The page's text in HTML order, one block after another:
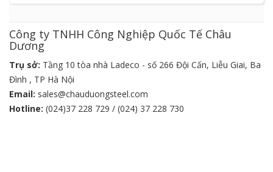
Công ty TNHH Công Nghiệp Quốc Tế Châu
Dương
Trụ sở: Tầng 10 tòa nhà Ladeco - số 266 Đội Cấn, Liễu Giai, Ba
Đình , TP Hà Nội
Email: sales@chauduongsteel.com
Hotline: (024)37 228 729 / (024) 37 228 730